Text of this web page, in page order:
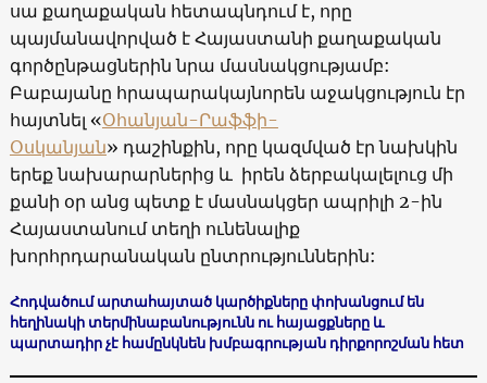
սա քաղաքական հետապնդում է, որը
պայմանավորված է Հայաստանի քաղաքական
գործընթացներին նրա մասնակցությամբ:
Բաբայանը հրապարակայնորեն աջակցություն էր
հայտնել «Օհանյան-Րաֆֆի-
Օսկանյան» դաշինքին, որը կազմված էր նախկին
երեք նախարարներից և իրեն ձերբակալելուց մի
քանի օր անց պետք է մասնակցեր ապրիլի 2-ին
Հայաստանում տեղի ունենալիք
խորհրդարանական ընտրություններին:
Հոդվածում արտահայտած կարծիքները փոխանցում են
հեղինակի տերմինաբանությունն ու հայացքները և
պարտադիր չէ համընկնեն խմբագրության դիրքորոշման հետ